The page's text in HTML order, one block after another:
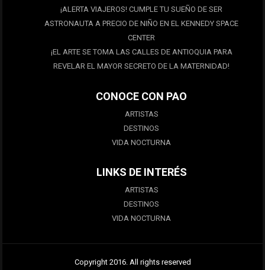
¡ALERTA VIAJEROS! CUMPLE TU SUEÑO DE SER
ASTRONAUTA A PRECIO DE NIÑO EN EL KENNEDY SPACE
CENTER
¡EL ARTE SE TOMA LAS CALLES DE ANTIOQUIA PARA
REVELAR EL MAYOR SECRETO DE LA MATERNIDAD!
CONOCE CON PAO
ARTISTAS
DESTINOS
VIDA NOCTURNA
LINKS DE INTERÉS
ARTISTAS
DESTINOS
VIDA NOCTURNA
Copyright 2016. All rights reserved